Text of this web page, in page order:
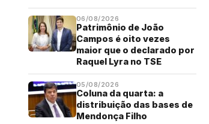
06/08/2026
Patrimônio de João
Campos é oito vezes
maior que o declarado por
Raquel Lyra no TSE
05/08/2026
Coluna da quarta: a
distribuição das bases de
Mendonça Filho